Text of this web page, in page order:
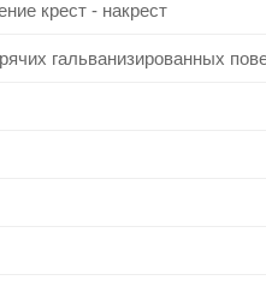
крест - накрест
гальванизированных